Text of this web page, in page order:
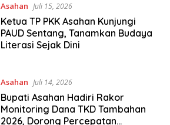
Asahan Juli 15, 2026
Ketua TP PKK Asahan Kunjungi
PAUD Sentang, Tanamkan Budaya
Literasi Sejak Dini
Asahan Juli 14, 2026
Bupati Asahan Hadiri Rakor
Monitoring Dana TKD Tambahan
2026, Dorong Percepatan